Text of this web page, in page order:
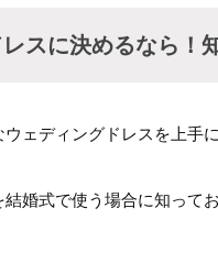
スに決めるなら！
ェディングドレスを上手
婚式で使う場合に知って